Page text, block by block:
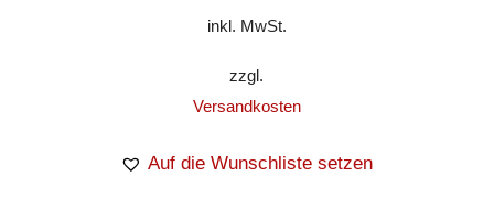
inkl. MwSt.
zzgl.
Versandkosten
Auf die Wunschliste setzen